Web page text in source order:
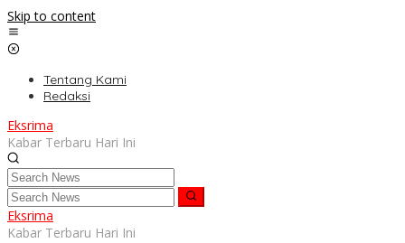
Skip to content
Tentang Kami
Redaksi
Eksrima
Kabar Terbaru Hari Ini
Eksrima
Kabar Terbaru Hari Ini